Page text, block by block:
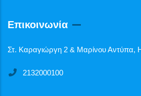
Επικοινωνία
Στ. Καραγιώργη 2 & Μαρίνου Αντύπα,
2132000100